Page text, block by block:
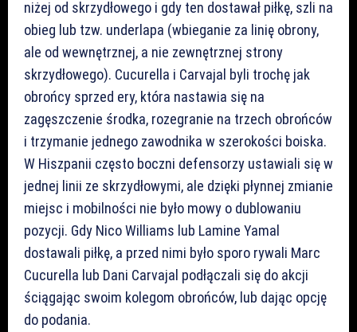
niżej od skrzydłowego i gdy ten dostawał piłkę, szli na
obieg lub tzw. underlapa (wbieganie za linię obrony,
ale od wewnętrznej, a nie zewnętrznej strony
skrzydłowego). Cucurella i Carvajal byli trochę jak
obrońcy sprzed ery, która nastawia się na
zagęszczenie środka, rozegranie na trzech obrońców
i trzymanie jednego zawodnika w szerokości boiska.
W Hiszpanii często boczni defensorzy ustawiali się w
jednej linii ze skrzydłowymi, ale dzięki płynnej zmianie
miejsc i mobilności nie było mowy o dublowaniu
pozycji. Gdy Nico Williams lub Lamine Yamal
dostawali piłkę, a przed nimi było sporo rywali Marc
Cucurella lub Dani Carvajal podłączali się do akcji
ściągając swoim kolegom obrońców, lub dając opcję
do podania.